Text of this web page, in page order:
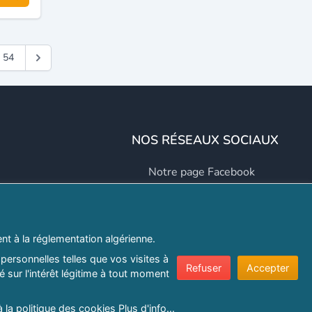
54
NOS RÉSEAUX SOCIAUX
Notre page Facebook
Notre page Twitter
à la réglementation algérienne.
telles que vos visites à
sur l'intérêt légitime à tout moment
la politique des cookies Plus d'info...
Refuser Accepter